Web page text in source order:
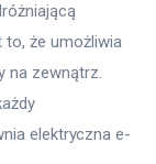
że umożliwia
na zewnątrz.
elektryczna e-